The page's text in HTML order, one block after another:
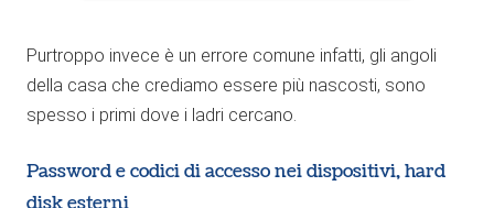
Purtroppo invece è un errore comune infatti, gli angoli
della casa che crediamo essere più nascosti, sono
spesso i primi dove i ladri cercano.
Password e codici di accesso nei dispositivi, hard